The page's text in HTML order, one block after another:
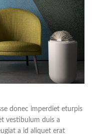
donec imperdiet eturpis
vestibulum duis a
a id aliquet erat